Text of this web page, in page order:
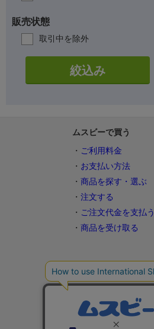
販売状態
取引中を除外
絞込み
ムスビーで買う
ご利用料金
お支払い方法
商品を探す・選ぶ
注文する
ご注文代金を支払う
商品を受け取る